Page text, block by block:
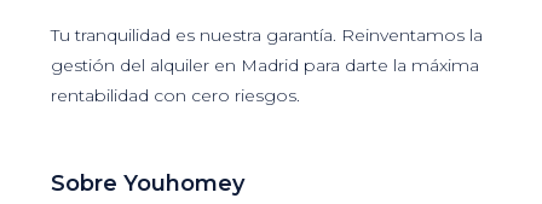
Tu tranquilidad es nuestra garantía. Reinventamos la
gestión del alquiler en Madrid para darte la máxima
rentabilidad con cero riesgos.
Sobre Youhomey